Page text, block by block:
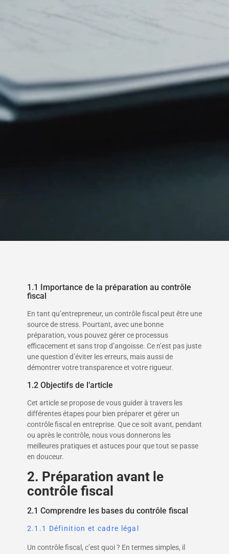
1.1 Importance de la préparation au contrôle
fiscal
En tant qu’entrepreneur, un contrôle fiscal peut être une
source de stress. Pourtant, avec une bonne
préparation, vous pouvez gérer ce processus
efficacement et sans trop d’angoisse. Ce n’est pas juste
une question d’éviter les erreurs, mais aussi de
démontrer votre transparence et votre rigueur.
1.2 Objectifs de l’article
Cet article se propose de vous guider à travers les
différentes étapes pour bien préparer et gérer un
contrôle fiscal en entreprise. Que ce soit avant, pendant
ou après le contrôle, nous vous donnerons les
meilleures pratiques et astuces pour que tout se passe
en douceur.
2. Préparation avant le
contrôle fiscal
2.1 Comprendre les bases du contrôle fiscal
2.1.1 Définition et cadre légal
Un contrôle fiscal, c’est quoi ? En termes simples, il